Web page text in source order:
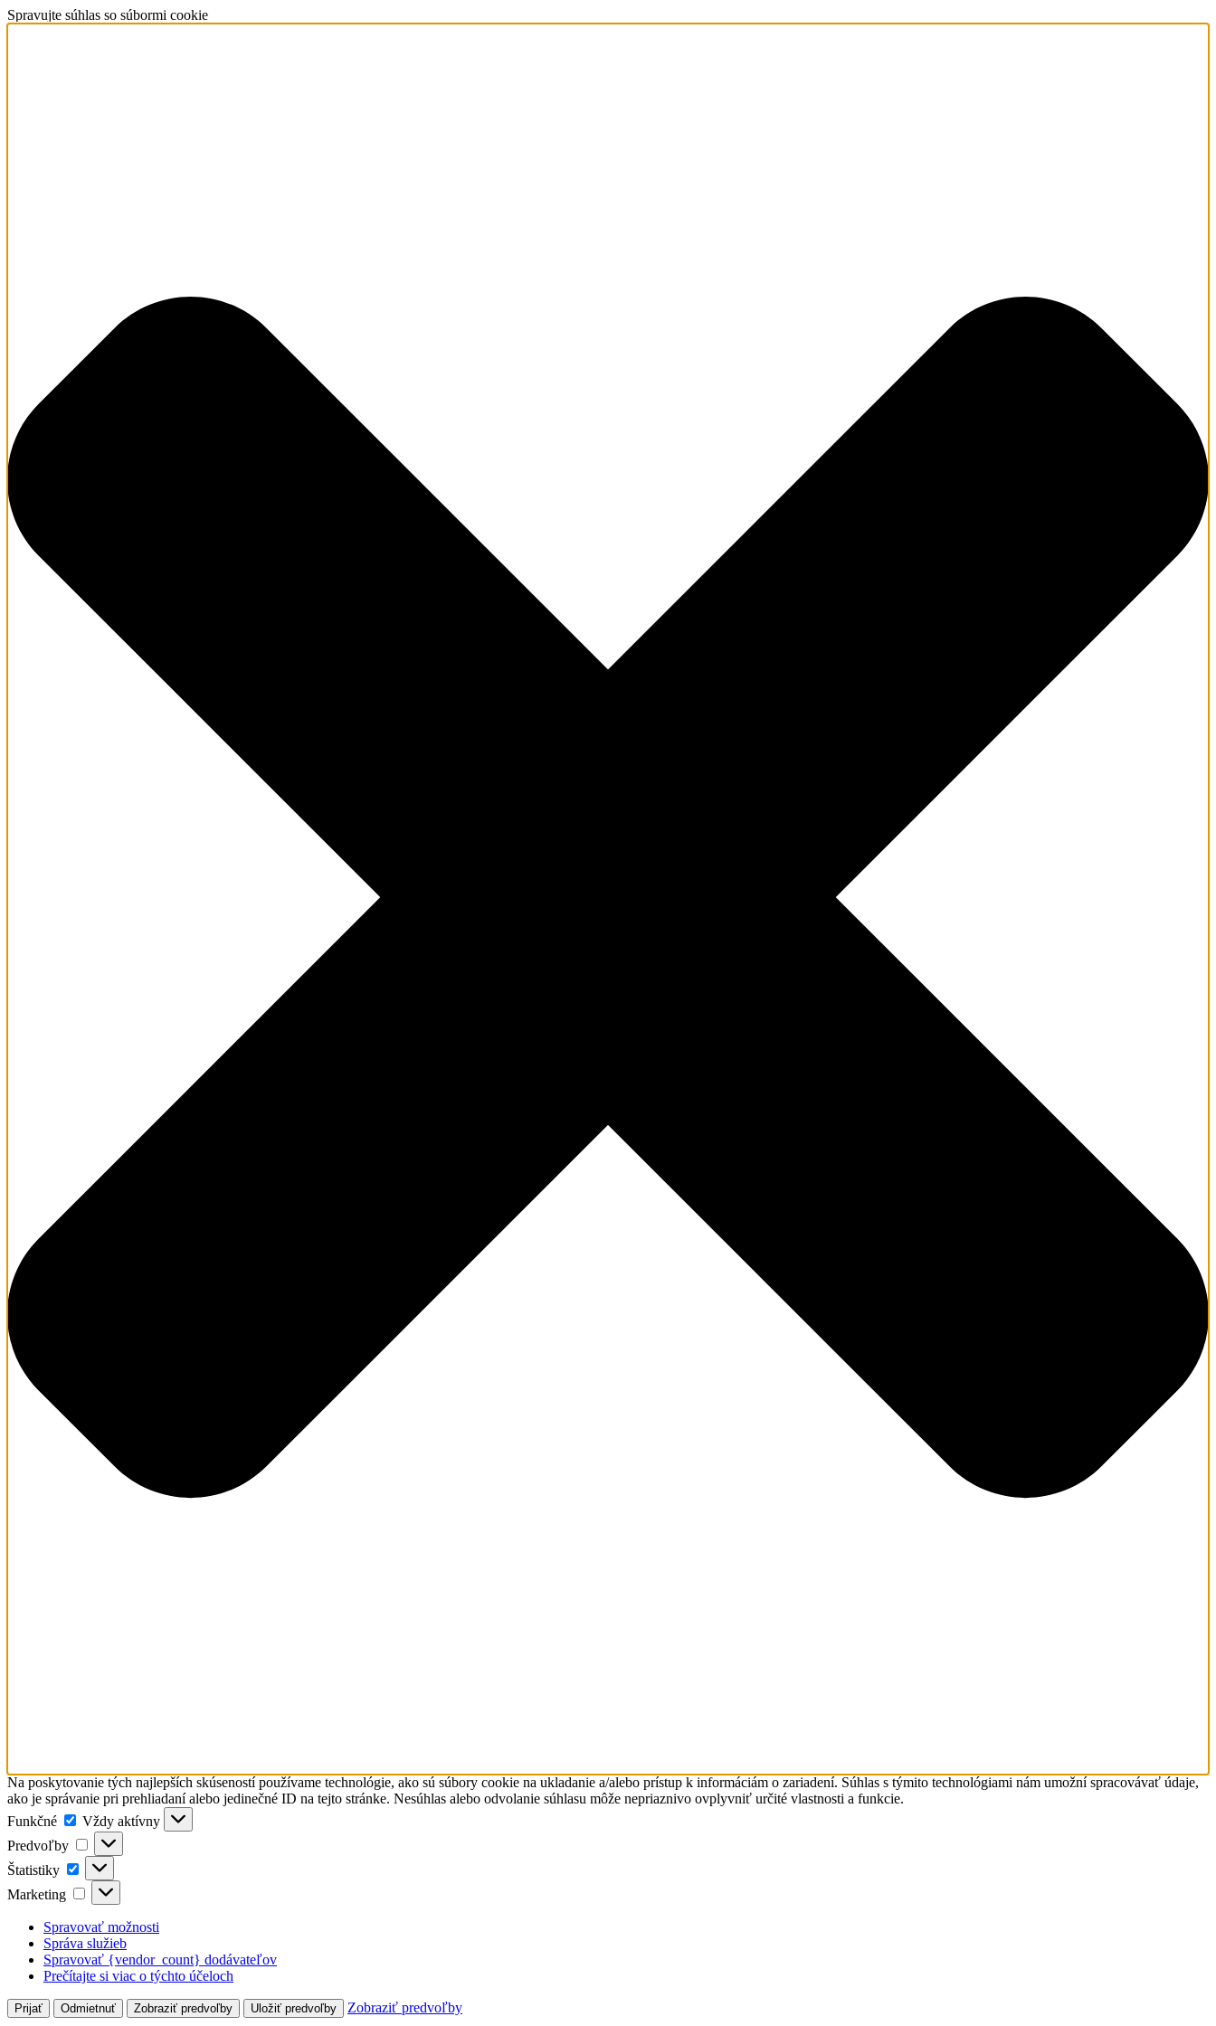
Spravujte súhlas so súbormi cookie
Na poskytovanie tých najlepších skúseností používame technológie, ako sú súbory cookie na ukladanie a/alebo prístup k informáciám o zariadení. Súhlas s týmito technológiami nám umožní spracovávať údaje,
ako je správanie pri prehliadaní alebo jedinečné ID na tejto stránke. Nesúhlas alebo odvolanie súhlasu môže nepriaznivo ovplyvniť určité vlastnosti a funkcie.
Funkčné
Funkčné
Vždy aktívny
Predvoľby
Predvoľby
Štatistiky Štatistiky
Marketing Marketing
Spravovať možnosti
Správa služieb
Spravovať {vendor_count} dodávateľov
Prečítajte si viac o týchto účeloch
Prijať Odmietnuť Zobraziť predvoľby Uložiť predvoľby Zobraziť predvoľby